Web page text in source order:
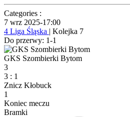
Categories :
7 wrz 2025-17:00
4 Liga Śląska | Kolejka 7
Do przerwy: 1-1
GKS Szombierki Bytom
3
3 : 1
Znicz Kłobuck
1
Koniec meczu
Bramki